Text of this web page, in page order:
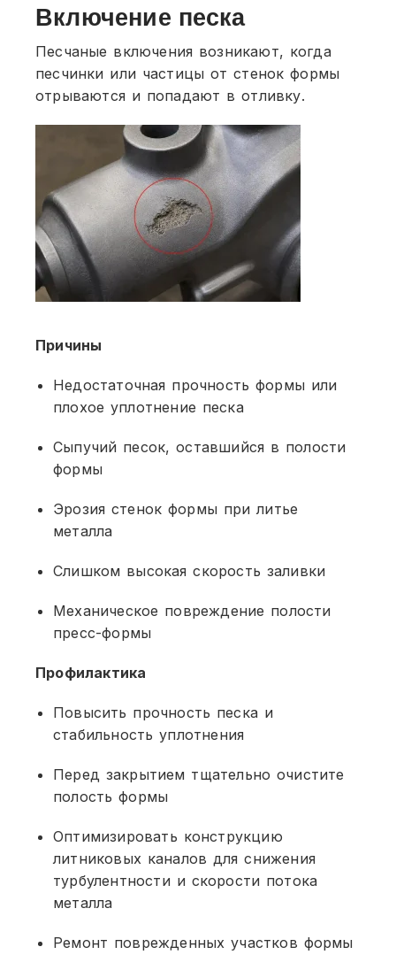
Включение песка
Песчаные включения возникают, когда
песчинки или частицы от стенок формы
отрываются и попадают в отливку.
Причины
Недостаточная прочность формы или
плохое уплотнение песка
Сыпучий песок, оставшийся в полости
формы
Эрозия стенок формы при литье
металла
Слишком высокая скорость заливки
Механическое повреждение полости
пресс-формы
Профилактика
Повысить прочность песка и
стабильность уплотнения
Перед закрытием тщательно очистите
полость формы
Оптимизировать конструкцию
литниковых каналов для снижения
турбулентности и скорости потока
металла
Ремонт поврежденных участков формы